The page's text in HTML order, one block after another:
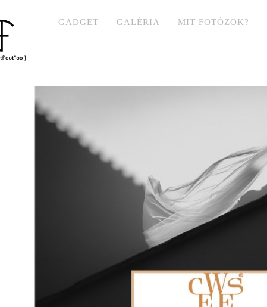
GADGET GALÉRIA MIT FOTÓZOK?